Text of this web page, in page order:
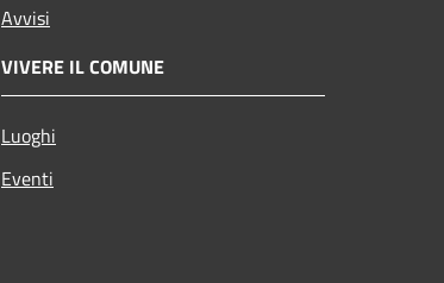
Avvisi
VIVERE IL COMUNE
Luoghi
Eventi